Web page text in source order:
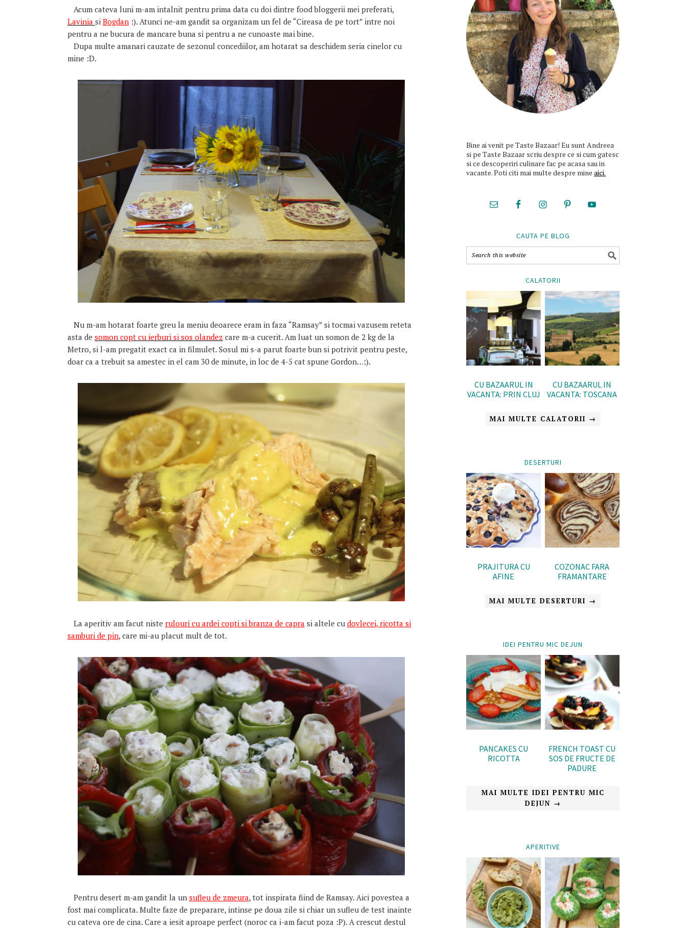
Acum cateva luni m-am intalnit pentru prima data cu doi dintre food bloggerii mei preferati,
Lavinia si Bogdan :). Atunci ne-am gandit sa organizam un fel de “Cireasa de pe tort” intre noi
pentru a ne bucura de mancare buna si pentru a ne cunoaste mai bine.
Dupa multe amanari cauzate de sezonul concediilor, am hotarat sa deschidem seria cinelor cu
mine :D.
Nu m-am hotarat foarte greu la meniu deoarece eram in faza “Ramsay” si tocmai vazusem reteta
asta de somon copt cu ierburi si sos olandez care m-a cucerit. Am luat un somon de 2 kg de la
Metro, si l-am pregatit exact ca in filmulet. Sosul mi s-a parut foarte bun si potrivit pentru peste,
doar ca a trebuit sa amestec in el cam 30 de minute, in loc de 4-5 cat spune Gordon…:).
La aperitiv am facut niste rulouri cu ardei copti si branza de capra si altele cu dovlecei, ricotta si
samburi de pin, care mi-au placut mult de tot.
Pentru desert m-am gandit la un sufleu de zmeura, tot inspirata fiind de Ramsay. Aici povestea a
fost mai complicata. Multe faze de preparare, intinse pe doua zile si chiar un sufleu de test inainte
cu cateva ore de cina. Care a iesit aproape perfect (noroc ca i-am facut poza :P). A crescut destul
Bine ai venit pe Taste Bazaar! Eu sunt Andreea
si pe Taste Bazaar scriu despre ce si cum gatesc
si ce descoperiri culinare fac pe acasa sau in
vacante. Poti citi mai multe despre mine aici.
CAUTA PE BLOG
CALATORII
CU BAZAARUL IN
VACANTA: PRIN CLUJ
CU BAZAARUL IN
VACANTA: TOSCANA
MAI MULTE CALATORII →
DESERTURI
PRAJITURA CU
AFINE
COZONAC FARA
FRAMANTARE
MAI MULTE DESERTURI →
IDEI PENTRU MIC DEJUN
PANCAKES CU
RICOTTA
FRENCH TOAST CU
SOS DE FRUCTE DE
PADURE
MAI MULTE IDEI PENTRU MIC
DEJUN →
APERITIVE